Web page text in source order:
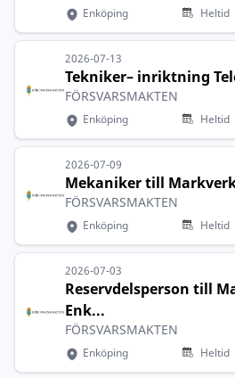
Enköping Heltid
2026-07-13
Tekniker– inriktning
FÖRSVARSMAKTEN
Enköping Heltid
2026-07-09
Mekaniker till
FÖRSVARSMAKTEN
Enköping Heltid
2026-07-03
Reservdelsperson till
Enk...
FÖRSVARSMAKTEN
Enköping Heltid